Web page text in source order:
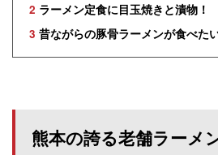
2 ラーメン定食に目玉焼きと漬物！
3 昔ながらの豚骨ラーメンが食べた
熊本の誇る老舗ラーメ